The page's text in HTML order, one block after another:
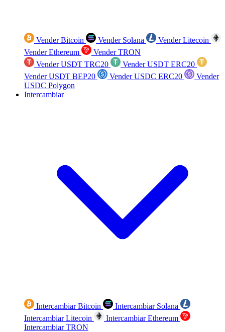
Vender Bitcoin Vender Solana
Vender Litecoin
Vender Ethereum
Vender TRON
Vender USDT TRC20
Vender USDT ERC20
Vender USDT BEP20
Vender USDC ERC20
Vender
USDC Polygon
Intercambiar
Intercambiar Bitcoin
Intercambiar Solana
Intercambiar Litecoin
Intercambiar Ethereum
Intercambiar TRON